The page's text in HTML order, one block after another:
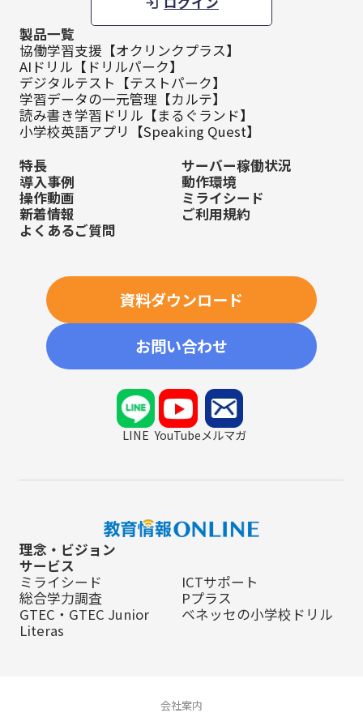
製品一覧
協働学習支援【オクリンクプラス】
AIドリル【ドリルパーク】
デジタルテスト【テストパーク】
学習データの一元管理【カルテ】
読み書き学習ドリル【まるぐランド】
小学校英語アプリ【Speaking Quest】
特長
導入事例
操作動画
新着情報
よくあるご質問
サーバー稼働状況
動作環境
ミライシード
ご利用規約
資料ダウンロード
お問い合わせ
LINE YouTubeメルマガ
理念・ビジョン
サービス
ミライシード
ICTサポート
総合学力調査
Pプラス
GTEC・GTEC Junior
ベネッセの小学校ドリル
Literas
会社案内